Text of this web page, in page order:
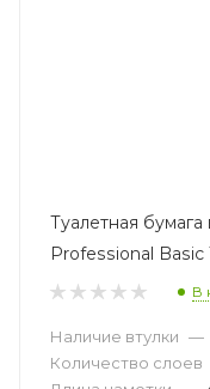
Туалетная
Professional Basic
В
Наличие втулки —
Количество слоев